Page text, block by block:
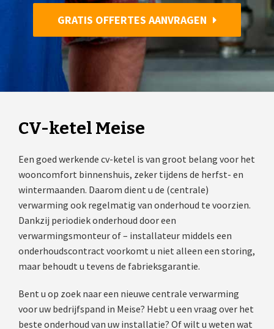
GRATIS OFFERTES AANVRAGEN
CV-ketel Meise
Een goed werkende cv-ketel is van groot belang voor het
wooncomfort binnenshuis, zeker tijdens de herfst- en
wintermaanden. Daarom dient u de (centrale)
verwarming ook regelmatig van onderhoud te voorzien.
Dankzij periodiek onderhoud door een
verwarmingsmonteur of – installateur middels een
onderhoudscontract voorkomt u niet alleen een storing,
maar behoudt u tevens de fabrieksgarantie.
Bent u op zoek naar een nieuwe centrale verwarming
voor uw bedrijfspand in Meise? Hebt u een vraag over het
beste onderhoud van uw installatie? Of wilt u weten wat